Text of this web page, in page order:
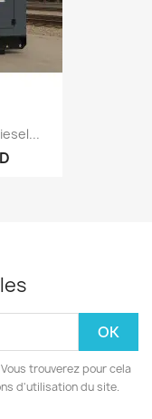
trouverez pour cela
d'utilisation du site.